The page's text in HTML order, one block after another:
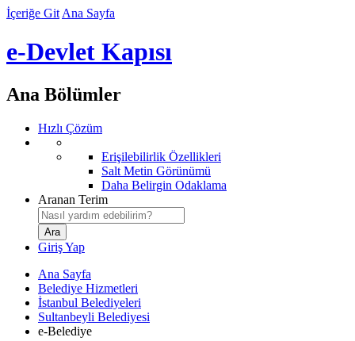
İçeriğe Git Ana Sayfa
e-Devlet Kapısı
Ana Bölümler
Hızlı Çözüm
Erişilebilirlik Özellikleri
Salt Metin Görünümü
Daha Belirgin Odaklama
Aranan Terim
Giriş Yap
Ana Sayfa
Belediye Hizmetleri
İstanbul Belediyeleri
Sultanbeyli Belediyesi
e-Belediye